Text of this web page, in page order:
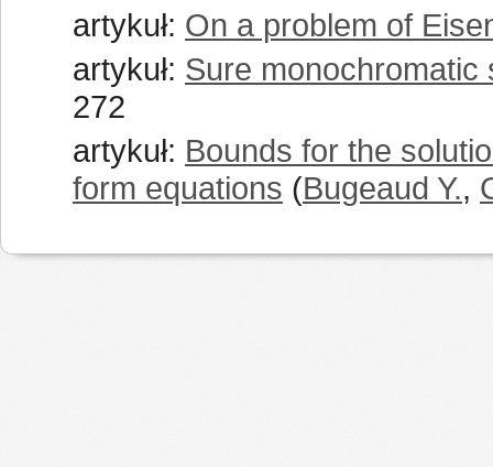
artykuł: On a problem of
artykuł: Sure monochromatic
272
artykuł: Bounds for the
form equations (Bugeaud Y.,